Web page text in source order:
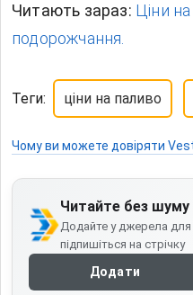
Читають зараз: Ціни
подорожчання.
Теги: ціни на паливо
Чому ви можете довіряти
Читайте без шуму
Додайте у джерела
підпишіться на стрічку
Додати